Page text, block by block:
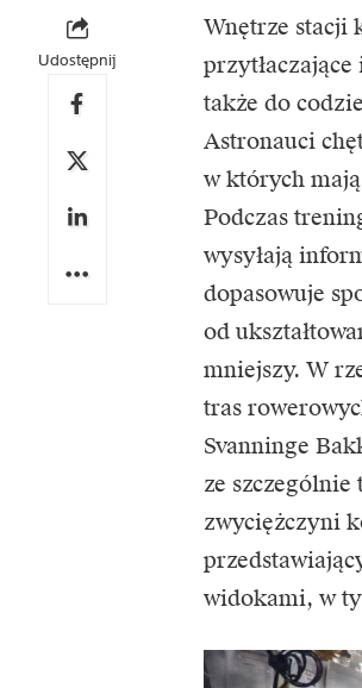
Udostępnij
Wnętrze stacji
także do
Astronauci
w których
Podczas
wysyłają
dopasowuje
od
mniejszy. W
tras
Svanninge
ze
zwyciężczyni
widokami, w